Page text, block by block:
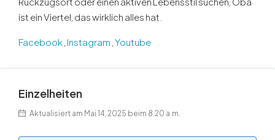
ist ein Viertel, das wirklich alles hat.
Facebook Instagram Youtube
Einzelheiten
Aktualisiert am Mai 14, 2025 beim 8:20 a.m.